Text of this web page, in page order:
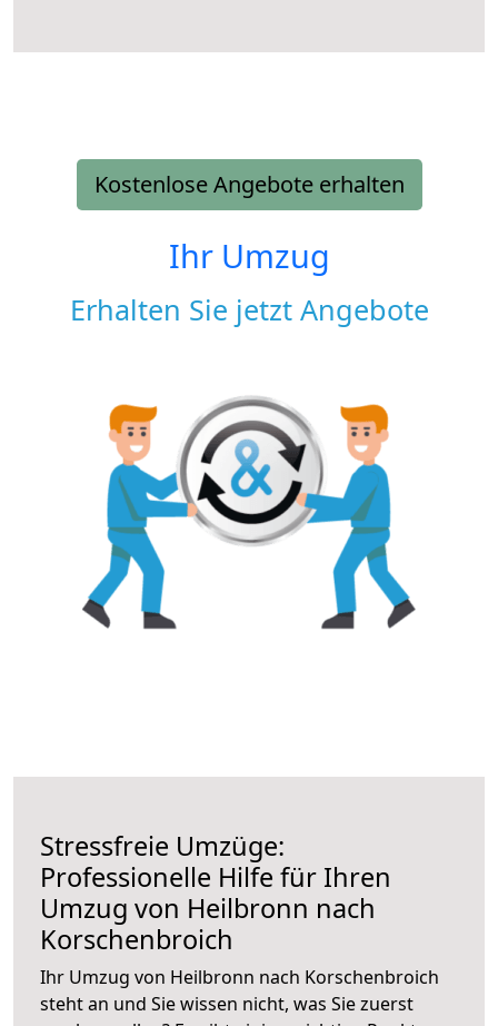
Kostenlose Angebote erhalten
Ihr Umzug
Erhalten Sie jetzt Angebote
Stressfreie Umzüge:
Professionelle Hilfe für Ihren
Umzug von Heilbronn nach
Korschenbroich
Ihr Umzug von Heilbronn nach Korschenbroich
steht an und Sie wissen nicht, was Sie zuerst